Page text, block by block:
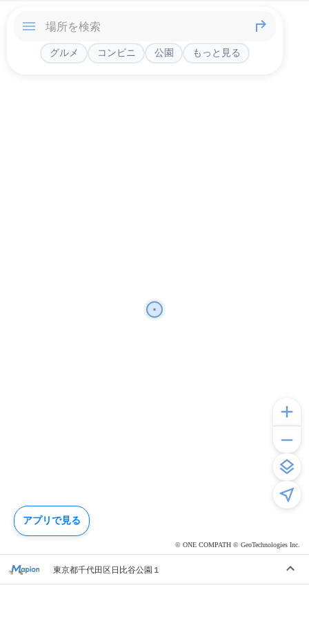
© ONE COMPATH © GeoTechnologies Inc.
グルメ コンビニ 公園 もっと見る
東京都千代田区日比谷公園１
アプリで見る